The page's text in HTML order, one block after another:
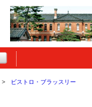
ビストロ・ブラッスリー